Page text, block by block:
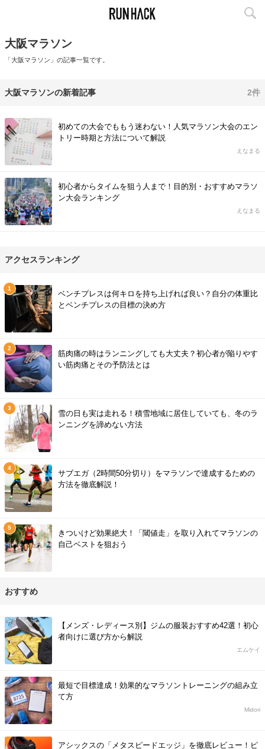
大阪マラソン
「大阪マラソン」の記事一覧です。
大阪マラソンの新着記事 2件
初めての大会でももう迷わない！人気マラソン大会のエン
トリー時期と方法について解説
えなまる
初心者からタイムを狙う人まで！目的別・おすすめマラソ
ン大会ランキング
えなまる
アクセスランキング
ベンチプレスは何キロを持ち上げれば良い？自分の体重比
とベンチプレスの目標の決め方
筋肉痛の時はランニングしても大丈夫？初心者が陥りやす
い筋肉痛とその予防法とは
雪の日も実は走れる！積雪地域に居住していても、冬のラ
ンニングを諦めない方法
サブエガ（2時間50分切り）をマラソンで達成するための
方法を徹底解説！
きついけど効果絶大！「閾値走」を取り入れてマラソンの
自己ベストを狙おう
おすすめ
【メンズ・レディース別】ジムの服装おすすめ42選！初心
者向けに選び方から解説
エムケイ
最短で目標達成！効果的なマラソントレーニングの組み立
て方
Midori
アシックスの「メタスピードエッジ」を徹底レビュー！ピ